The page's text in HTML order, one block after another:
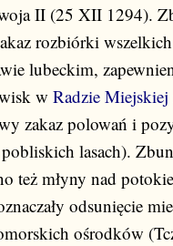
II (25 XII 1294).
rozbiórki
lubeckim,
w Radzie Miejskiej
zakaz polowań i
lasach).
też młyny nad
odsunięcie
ośrodków